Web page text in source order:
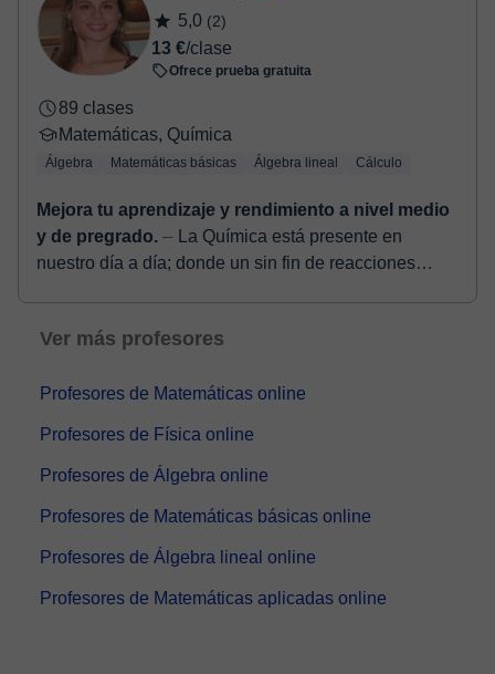
5,0 (2)
13 €/clase
Ofrece prueba gratuita
89 clases
Matemáticas, Química
Álgebra Matemáticas básicas Álgebra lineal Cálculo
Mejora tu aprendizaje y rendimiento a nivel medio
y de pregrado. ⏤ La Química está presente en
nuestro día a día; donde un sin fin de reacciones
Ver más profesores
Profesores de Matemáticas online
Profesores de Física online
Profesores de Álgebra online
Profesores de Matemáticas básicas online
Profesores de Álgebra lineal online
Profesores de Matemáticas aplicadas online